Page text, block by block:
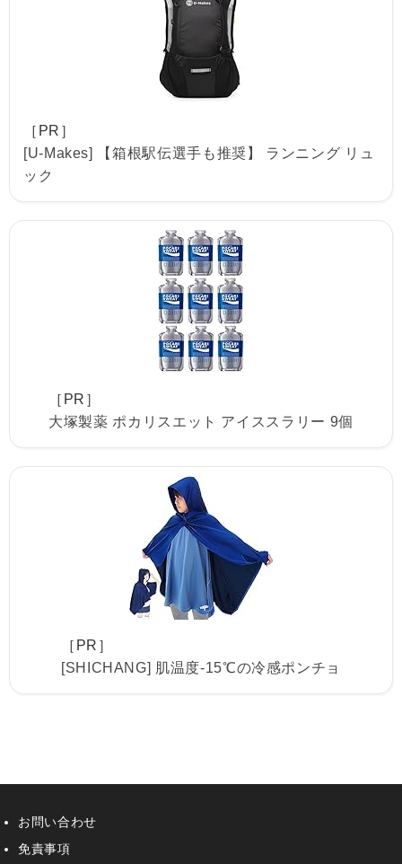
［PR］
[U-Makes] 【箱根駅伝選手も推奨】 ランニング リュ
ック
［PR］
大塚製薬 ポカリスエット アイススラリー 9個
［PR］
[SHICHANG] 肌温度-15℃の冷感ポンチョ
お問い合わせ
免責事項